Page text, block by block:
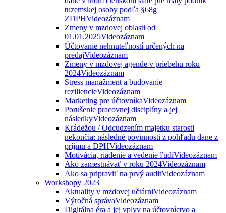
tuzemskej osoby podľa §68g
ZDPHVideozáznam
Zmeny v mzdovej oblasti od
01.01.2025Videozáznam
Účtovanie nehnuteľností určených na
predajVideozáznam
Zmeny v mzdovej agende v priebehu roku
2024Videozáznam
Stress manažment a budovanie
reziliencieVideozáznam
Marketing pre účtovníkaVideozáznam
Porušenie pracovnej disciplíny a jej
následkyVideozáznam
Krádežou / Odcudzením majetku starosti
nekončia: následné povinnosti z pohľadu dane z
príjmu a DPHVideozáznam
Motivácia, riadenie a vedenie ľudíVideozáznam
Ako zamestnávať v roku 2024Videozáznam
Ako sa pripraviť na prvý auditVideozáznam
Workshopy 2023
Aktuality v mzdovej učtárniVideozáznam
Výročná správaVideozáznam
Digitálna éra a jej vplyv na účtovníctvo a